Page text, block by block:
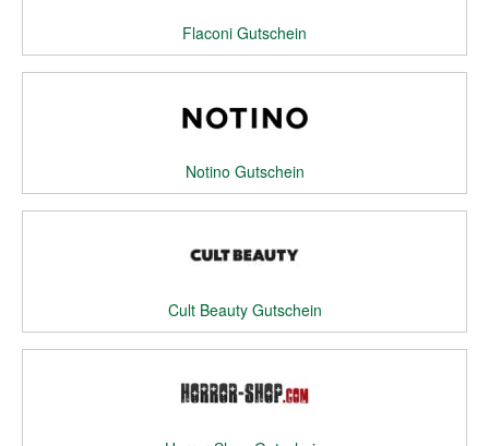
Flaconi Gutschein
Notino Gutschein
Cult Beauty Gutschein